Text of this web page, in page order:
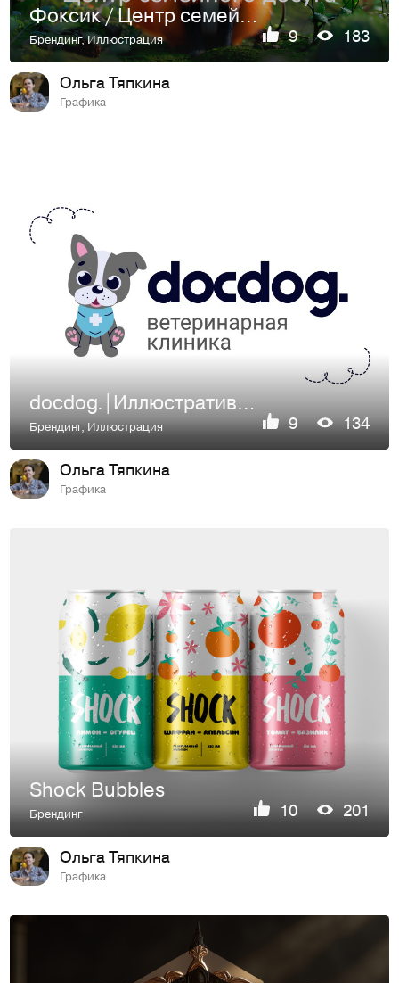
Фоксик / Центр семейного досуга
Брендинг,Иллюстрация 9 183
Ольга Тяпкина
Графика
docdog.|Иллюстративный логотип для ветеринарной клиники
Брендинг,Иллюстрация 9 134
Ольга Тяпкина
Графика
Shock Bubbles
Брендинг 10 201
Ольга Тяпкина
Графика